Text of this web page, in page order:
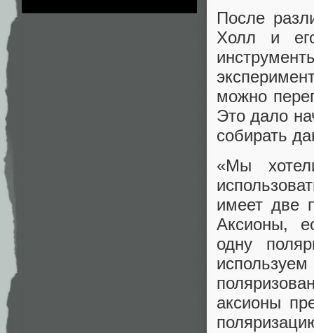
После
Холл и
можно
Это дало
собирать
«Мы
имеет две
Аксионы,
одну
аксионы